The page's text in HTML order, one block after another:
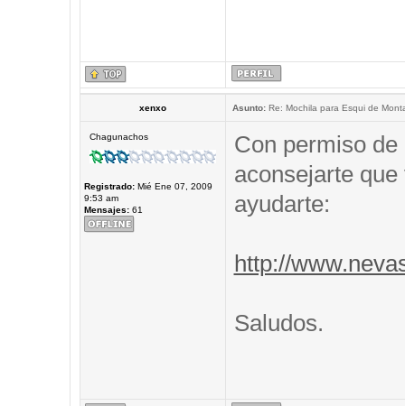
xenxo Asunto:Re: Mochila para Esqui de
Chagunachos
Registrado:Mié Ene 07, 2009
9:53 am
Mensajes:61
Con permiso
aconsejarte
ayudarte:
http://
Saludos.